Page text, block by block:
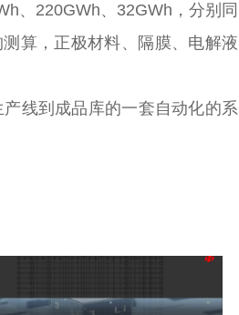
、220GWh、32GWh，分别同
算，正极材料、隔膜、电解液
线到成品库的一套自动化的系